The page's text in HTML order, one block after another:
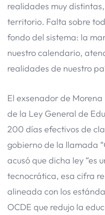
realidades muy
territorio. Falta sobre
fondo del sistema: la
nuestro calendario,
realidades de nuestro
El exsenador de
de la Ley General de
200 días efectivos de
gobierno de la llamada
acusó que dicha ley “es
tecnocrática, esa cifra
alineada con los
OCDE que redujo la